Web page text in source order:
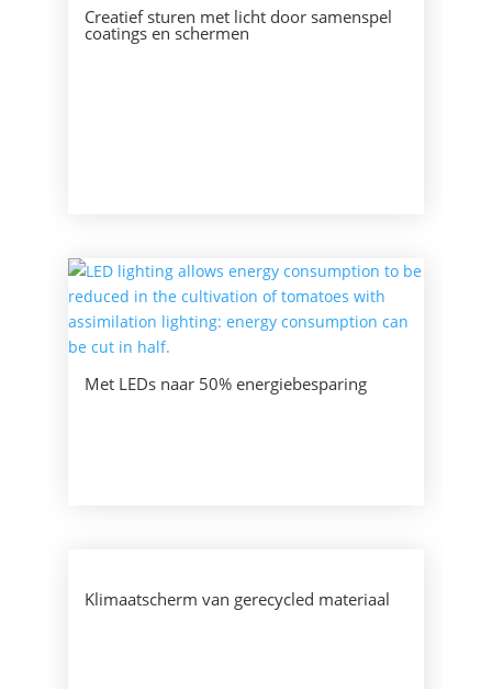
Creatief sturen met licht door samenspel
coatings en schermen
Met LEDs naar 50% energiebesparing
Klimaatscherm van gerecycled materiaal